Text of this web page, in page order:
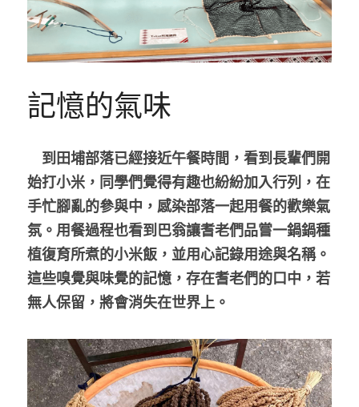
記憶的氣味
到田埔部落已經接近午餐時間，看到長輩們開
始打小米，同學們覺得有趣也紛紛加入行列，在
手忙腳亂的參與中，感染部落一起用餐的歡樂氣
氛。用餐過程也看到巴翁讓耆老們品嘗一鍋鍋種
植復育所煮的小米飯，並用心記錄用途與名稱。
這些嗅覺與味覺的記憶，存在耆老們的口中，若
無人保留，將會消失在世界上。